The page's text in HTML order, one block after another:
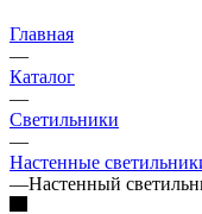
Главная
—
Каталог
—
Светильники
—
Настенные
—Настенный